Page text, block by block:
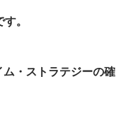
。
ム・ストラテジーの確